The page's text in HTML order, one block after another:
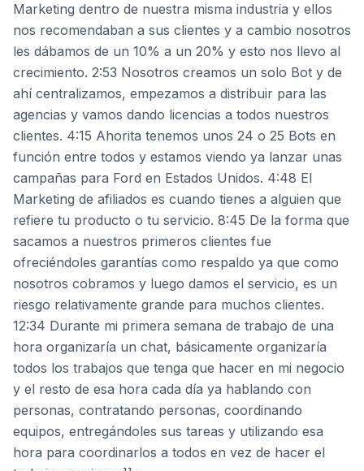
Marketing dentro de nuestra misma industria y ellos
nos recomendaban a sus clientes y a cambio nosotros
les dábamos de un 10% a un 20% y esto nos llevo al
crecimiento. 2:53 Nosotros creamos un solo Bot y de
ahí centralizamos, empezamos a distribuir para las
agencias y vamos dando licencias a todos nuestros
clientes. 4:15 Ahorita tenemos unos 24 o 25 Bots en
función entre todos y estamos viendo ya lanzar unas
campañas para Ford en Estados Unidos. 4:48 El
Marketing de afiliados es cuando tienes a alguien que
refiere tu producto o tu servicio. 8:45 De la forma que
sacamos a nuestros primeros clientes fue
ofreciéndoles garantías como respaldo ya que como
nosotros cobramos y luego damos el servicio, es un
riesgo relativamente grande para muchos clientes.
12:34 Durante mi primera semana de trabajo de una
hora organizaría un chat, básicamente organizaría
todos los trabajos que tenga que hacer en mi negocio
y el resto de esa hora cada día ya hablando con
personas, contratando personas, coordinando
equipos, entregándoles sus tareas y utilizando esa
hora para coordinarlos a todos en vez de hacer el